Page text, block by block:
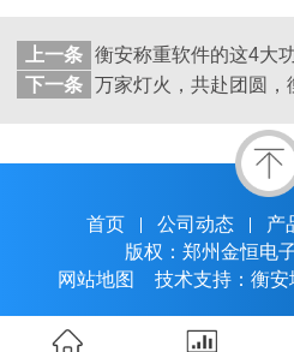
上一条
下一条
首页 公司动态 产
版权：郑州金恒电
网站地图
技术支持：衡